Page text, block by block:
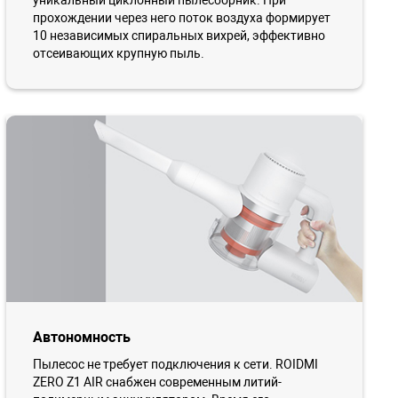
прохождении через него поток воздуха формирует
10 независимых спиральных вихрей, эффективно
отсеивающих крупную пыль.
Автономность
Пылесос не требует подключения к сети. ROIDMI
ZERO Z1 AIR снабжен современным литий-